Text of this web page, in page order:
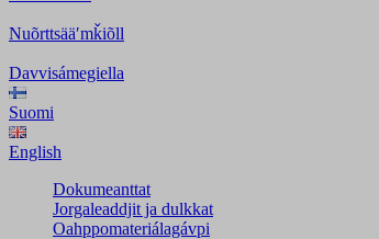
Nuõrttsääʹmǩiõll
Davvisámegiella
Suomi
English
Dokumeanttat
Jorgaleaddjit ja dulkkat
Oahppomateriálagávpi